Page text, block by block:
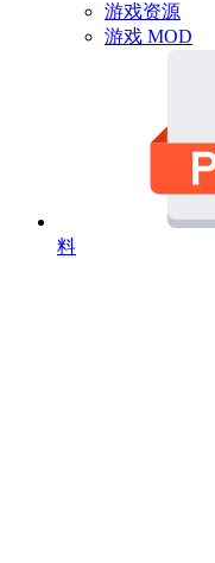
游戏资源
游戏 MOD
料